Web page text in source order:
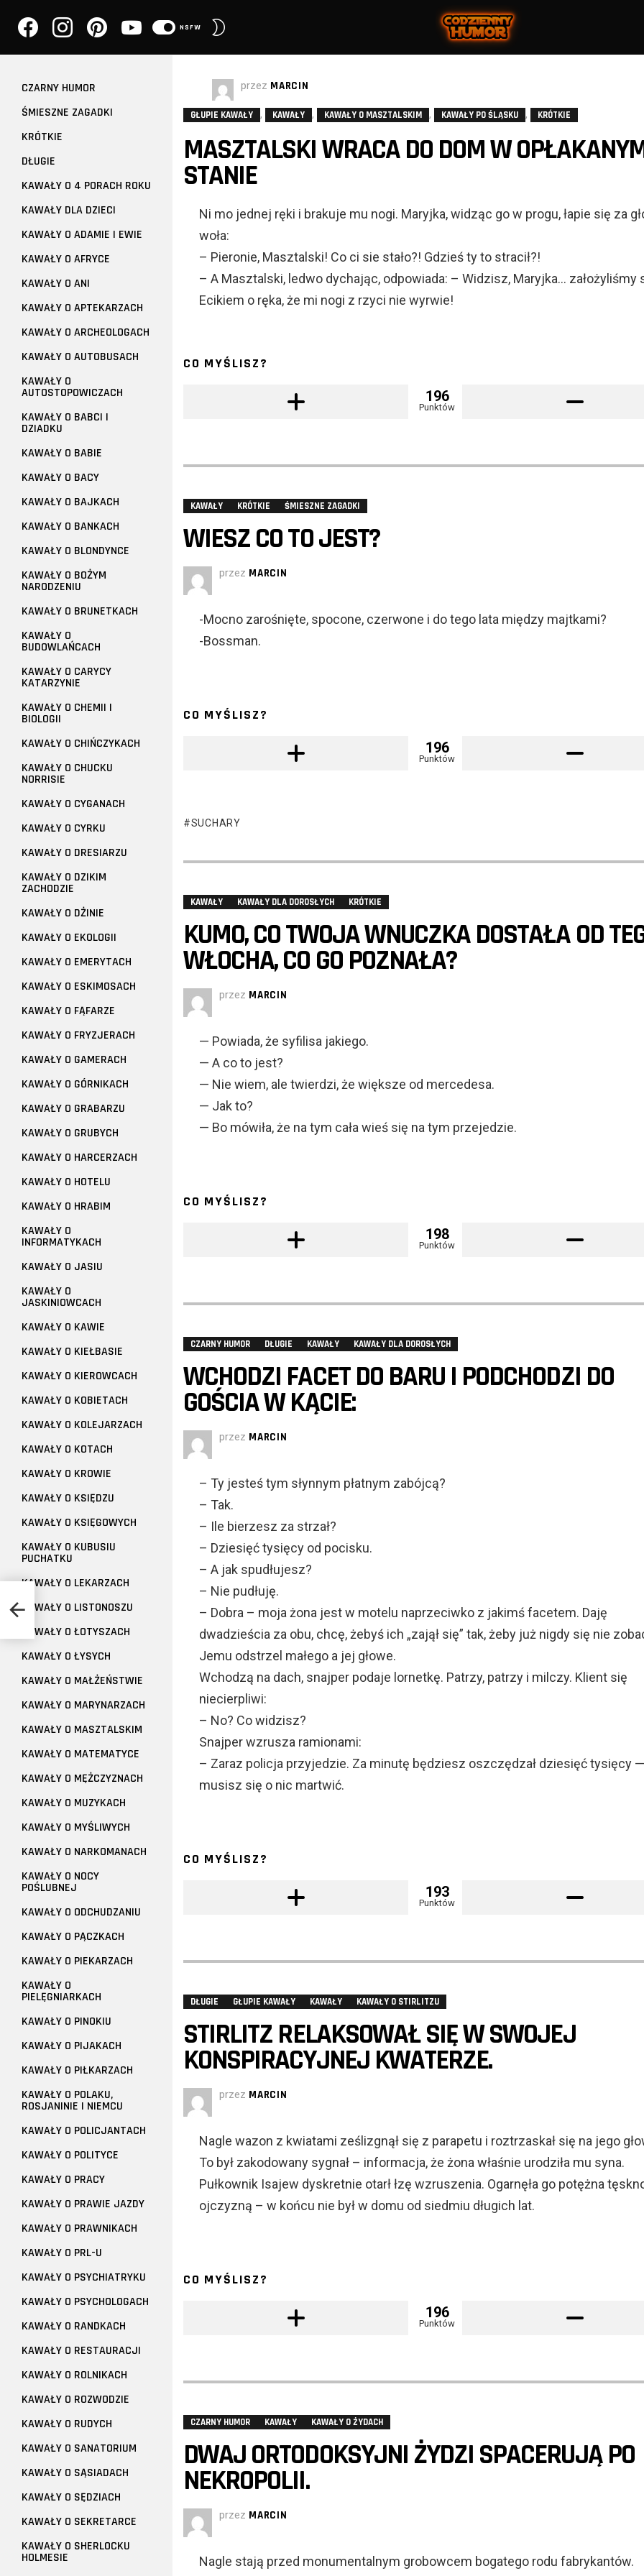
NSFW
przez MARCIN
GŁUPIE KAWAŁY , KAWAŁY , KAWAŁY O MASZTALSKIM , KAWAŁY PO ŚLĄSKU , KRÓTKIE
MASZTALSKI WRACA DO DOM W
STANIE
Ni mo jednej ręki i brakuje mu nogi. Maryjka, widząc go w progu, łapie się za
woła:
– Pieronie, Masztalski! Co ci sie stało?! Gdzieś ty to stracił?!
– A Masztalski, ledwo dychając, odpowiada: – Widzisz, Maryjka… założyliśmy
Ecikiem o ręka, że mi nogi z rzyci nie wyrwie!
CO MYŚLISZ?
196
Punktów
KAWAŁY KRÓTKIE ŚMIESZNE ZAGADKI
WIESZ CO TO JEST?
przez MARCIN
-Mocno zarośnięte, spocone, czerwone i do tego lata między majtkami?
-Bossman.
CO MYŚLISZ?
196
Punktów
SUCHARY
KAWAŁY KAWAŁY DLA DOROSŁYCH KRÓTKIE
KUMO, CO TWOJA WNUCZKA DOSTAŁA OD
WŁOCHA, CO GO POZNAŁA?
przez MARCIN
— Powiada, że syfilisa jakiego.
— A co to jest?
— Nie wiem, ale twierdzi, że większe od mercedesa.
— Jak to?
— Bo mówiła, że na tym cała wieś się na tym przejedzie.
CO MYŚLISZ?
198
Punktów
CZARNY HUMOR DŁUGIE KAWAŁY KAWAŁY DLA DOROSŁYCH
WCHODZI FACET DO BARU I PODCHODZI DO
GOŚCIA W KĄCIE:
przez MARCIN
– Ty jesteś tym słynnym płatnym zabójcą?
– Tak.
– Ile bierzesz za strzał?
– Dziesięć tysięcy od pocisku.
– A jak spudłujesz?
– Nie pudłuję.
– Dobra – moja żona jest w motelu naprzeciwko z jakimś facetem. Daję
dwadzieścia za obu, chcę, żebyś ich „zajął się” tak, żeby już nigdy się nie
Jemu odstrzel małego a jej głowe.
Wchodzą na dach, snajper podaje lornetkę. Patrzy, patrzy i milczy. Klient się
niecierpliwi:
– No? Co widzisz?
Snajper wzrusza ramionami:
– Zaraz policja przyjedzie. Za minutę będziesz oszczędzał dziesięć tysięcy
musisz się o nic martwić.
CO MYŚLISZ?
193
Punktów
DŁUGIE GŁUPIE KAWAŁY KAWAŁY KAWAŁY O STIRLITZU
STIRLITZ RELAKSOWAŁ SIĘ W SWOJEJ
KONSPIRACYJNEJ KWATERZE.
przez MARCIN
Nagle wazon z kwiatami ześlizgnął się z parapetu i roztrzaskał się na jego
To był zakodowany sygnał – informacja, że żona właśnie urodziła mu syna.
Pułkownik Isajew dyskretnie otarł łzę wzruszenia. Ogarnęła go potężna
ojczyzną – w końcu nie był w domu od siedmiu długich lat.
CO MYŚLISZ?
196
Punktów
CZARNY HUMOR KAWAŁY KAWAŁY O ŻYDACH
DWAJ ORTODOKSYJNI ŻYDZI SPACERUJĄ PO
NEKROPOLII.
przez MARCIN
Nagle stają przed monumentalnym grobowcem bogatego rodu fabrykantów.
CZARNY HUMOR
ŚMIESZNE ZAGADKI
KRÓTKIE
DŁUGIE
KAWAŁY O 4 PORACH ROKU
KAWAŁY DLA DZIECI
KAWAŁY O ADAMIE I EWIE
KAWAŁY O AFRYCE
KAWAŁY O ANI
KAWAŁY O APTEKARZACH
KAWAŁY O ARCHEOLOGACH
KAWAŁY O AUTOBUSACH
KAWAŁY O
AUTOSTOPOWICZACH
KAWAŁY O BABCI I
DZIADKU
KAWAŁY O BABIE
KAWAŁY O BACY
KAWAŁY O BAJKACH
KAWAŁY O BANKACH
KAWAŁY O BLONDYNCE
KAWAŁY O BOŻYM
NARODZENIU
KAWAŁY O BRUNETKACH
KAWAŁY O
BUDOWLAŃCACH
KAWAŁY O CARYCY
KATARZYNIE
KAWAŁY O CHEMII I
BIOLOGII
KAWAŁY O CHIŃCZYKACH
KAWAŁY O CHUCKU
NORRISIE
KAWAŁY O CYGANACH
KAWAŁY O CYRKU
KAWAŁY O DRESIARZU
KAWAŁY O DZIKIM
ZACHODZIE
KAWAŁY O DŻINIE
KAWAŁY O EKOLOGII
KAWAŁY O EMERYTACH
KAWAŁY O ESKIMOSACH
KAWAŁY O FĄFARZE
KAWAŁY O FRYZJERACH
KAWAŁY O GAMERACH
KAWAŁY O GÓRNIKACH
KAWAŁY O GRABARZU
KAWAŁY O GRUBYCH
KAWAŁY O HARCERZACH
KAWAŁY O HOTELU
KAWAŁY O HRABIM
KAWAŁY O
INFORMATYKACH
KAWAŁY O JASIU
KAWAŁY O
JASKINIOWCACH
KAWAŁY O KAWIE
KAWAŁY O KIEŁBASIE
KAWAŁY O KIEROWCACH
KAWAŁY O KOBIETACH
KAWAŁY O KOLEJARZACH
KAWAŁY O KOTACH
KAWAŁY O KROWIE
KAWAŁY O KSIĘDZU
KAWAŁY O KSIĘGOWYCH
KAWAŁY O KUBUSIU
PUCHATKU
KAWAŁY O LEKARZACH
KAWAŁY O LISTONOSZU
KAWAŁY O ŁOTYSZACH
KAWAŁY O ŁYSYCH
KAWAŁY O MAŁŻEŃSTWIE
KAWAŁY O MARYNARZACH
KAWAŁY O MASZTALSKIM
KAWAŁY O MATEMATYCE
KAWAŁY O MĘŻCZYZNACH
KAWAŁY O MUZYKACH
KAWAŁY O MYŚLIWYCH
KAWAŁY O NARKOMANACH
KAWAŁY O NOCY
POŚLUBNEJ
KAWAŁY O ODCHUDZANIU
KAWAŁY O PĄCZKACH
KAWAŁY O PIEKARZACH
KAWAŁY O
PIELĘGNIARKACH
KAWAŁY O PINOKIU
KAWAŁY O PIJAKACH
KAWAŁY O PIŁKARZACH
KAWAŁY O POLAKU,
ROSJANINIE I NIEMCU
KAWAŁY O POLICJANTACH
KAWAŁY O POLITYCE
KAWAŁY O PRACY
KAWAŁY O PRAWIE JAZDY
KAWAŁY O PRAWNIKACH
KAWAŁY O PRL-U
KAWAŁY O PSYCHIATRYKU
KAWAŁY O PSYCHOLOGACH
KAWAŁY O RANDKACH
KAWAŁY O RESTAURACJI
KAWAŁY O ROLNIKACH
KAWAŁY O ROZWODZIE
KAWAŁY O RUDYCH
KAWAŁY O SANATORIUM
KAWAŁY O SĄSIADACH
KAWAŁY O SĘDZIACH
KAWAŁY O SEKRETARCE
KAWAŁY O SHERLOCKU
HOLMESIE